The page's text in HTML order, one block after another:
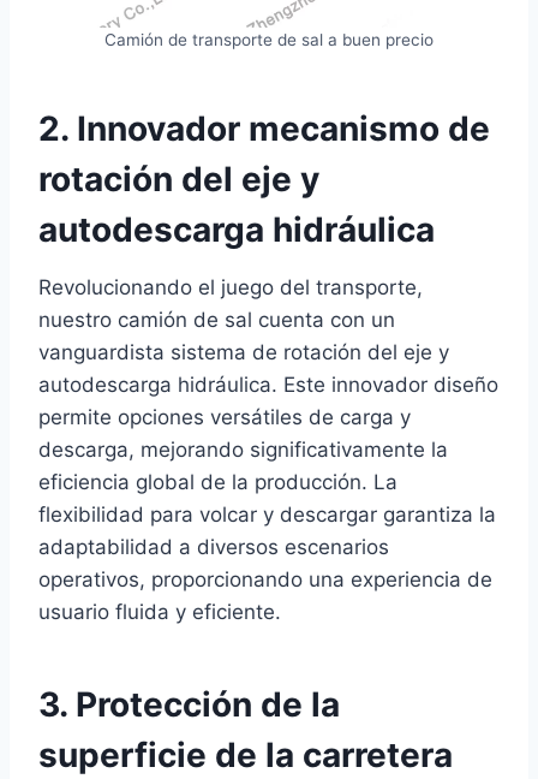
Camión de transporte de sal a buen precio
2. Innovador mecanismo de
rotación del eje y
autodescarga hidráulica
Revolucionando el juego del transporte,
nuestro camión de sal cuenta con un
vanguardista sistema de rotación del eje y
autodescarga hidráulica. Este innovador diseño
permite opciones versátiles de carga y
descarga, mejorando significativamente la
eficiencia global de la producción. La
flexibilidad para volcar y descargar garantiza la
adaptabilidad a diversos escenarios
operativos, proporcionando una experiencia de
usuario fluida y eficiente.
3. Protección de la
superficie de la carretera